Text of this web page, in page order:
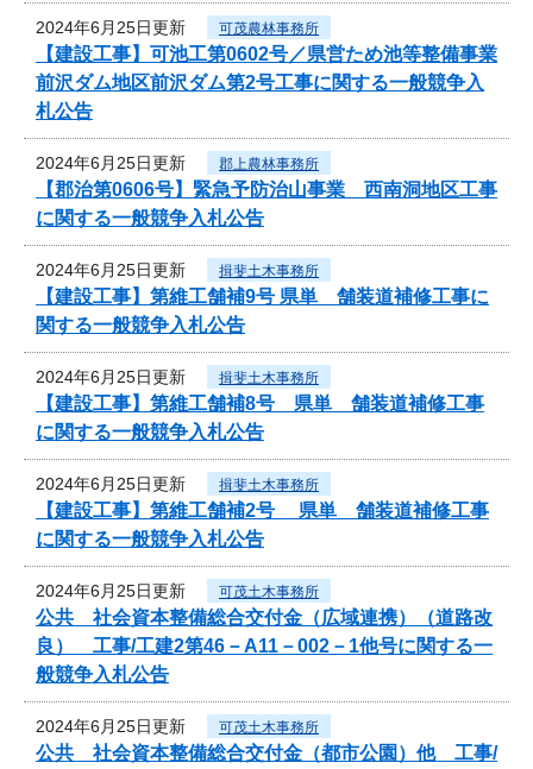
2024年6月25日更新 可茂農林事務所
【建設工事】可池工第0602号／県営ため池等整備事業
前沢ダム地区前沢ダム第2号工事に関する一般競争入
札公告
2024年6月25日更新 郡上農林事務所
【郡治第0606号】緊急予防治山事業 西南洞地区工事
に関する一般競争入札公告
2024年6月25日更新 揖斐土木事務所
【建設工事】第維工舗補9号 県単 舗装道補修工事に
関する一般競争入札公告
2024年6月25日更新 揖斐土木事務所
【建設工事】第維工舗補8号 県単 舗装道補修工事
に関する一般競争入札公告
2024年6月25日更新 揖斐土木事務所
【建設工事】第維工舗補2号 県単 舗装道補修工事
に関する一般競争入札公告
2024年6月25日更新 可茂土木事務所
公共 社会資本整備総合交付金（広域連携）（道路改
良） 工事/工建2第46－A11－002－1他号に関する一
般競争入札公告
2024年6月25日更新 可茂土木事務所
公共 社会資本整備総合交付金（都市公園）他 工事/